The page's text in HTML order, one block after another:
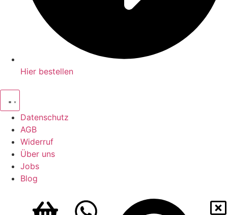
Hier bestellen
Datenschutz
AGB
Widerruf
Über uns
Jobs
Blog